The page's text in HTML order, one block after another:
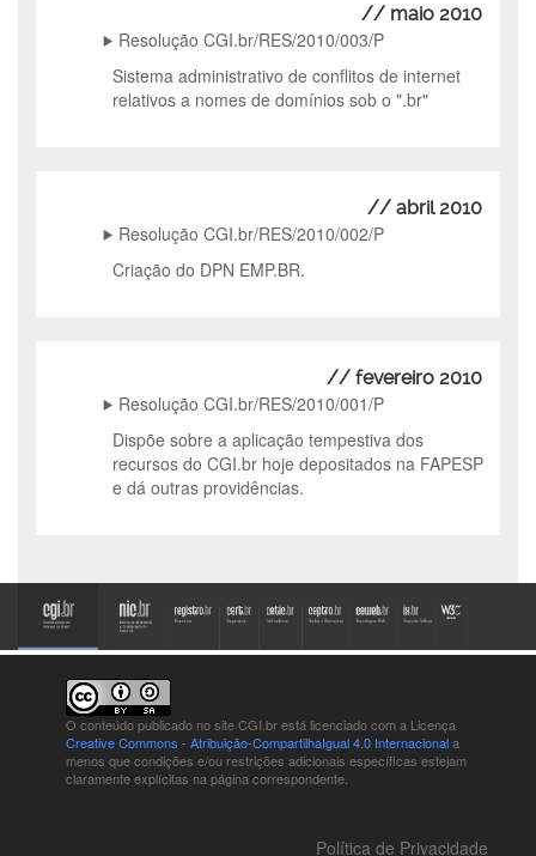
// maio 2010
Resolução CGI.br/RES/2010/003/P
Sistema administrativo de conflitos de internet
relativos a nomes de domínios sob o ".br"
// abril 2010
Resolução CGI.br/RES/2010/002/P
Criação do DPN EMP.BR.
// fevereiro 2010
Resolução CGI.br/RES/2010/001/P
Dispõe sobre a aplicação tempestiva dos
recursos do CGI.br hoje depositados na FAPESP
e dá outras providências.
O conteúdo publicado no site CGI.br está licenciado com a Licença
Creative Commons - Atribuição-CompartilhaIgual 4.0 Internacionala
menos que condições e/ou restrições adicionais específicas estejam
claramente explícitas na página correspondente.
Política de Privacidade